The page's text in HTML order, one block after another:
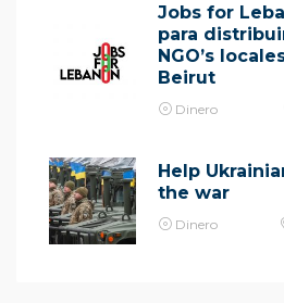
Jobs for
para
NGO’s
Beirut
Dinero
Help
the war
Dinero